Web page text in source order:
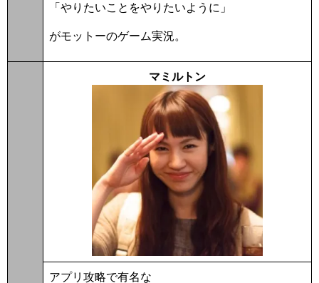
「やりたいことをやりたいように」
がモットーのゲーム実況。
マミルトン
アプリ攻略で有名な